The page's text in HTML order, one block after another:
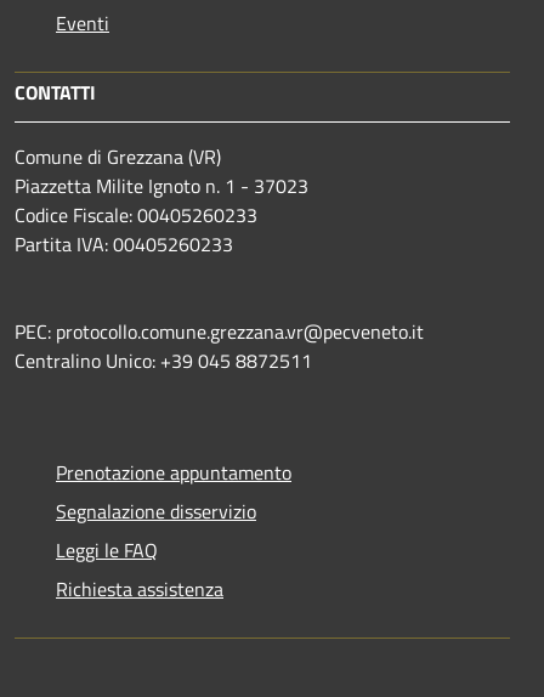
Eventi
CONTATTI
Comune di Grezzana (VR)
Piazzetta Milite Ignoto n. 1 - 37023
Codice Fiscale: 00405260233
Partita IVA: 00405260233
PEC: protocollo.comune.grezzana.vr@pecveneto.it
Centralino Unico: +39 045 8872511
Prenotazione appuntamento
Segnalazione disservizio
Leggi le FAQ
Richiesta assistenza